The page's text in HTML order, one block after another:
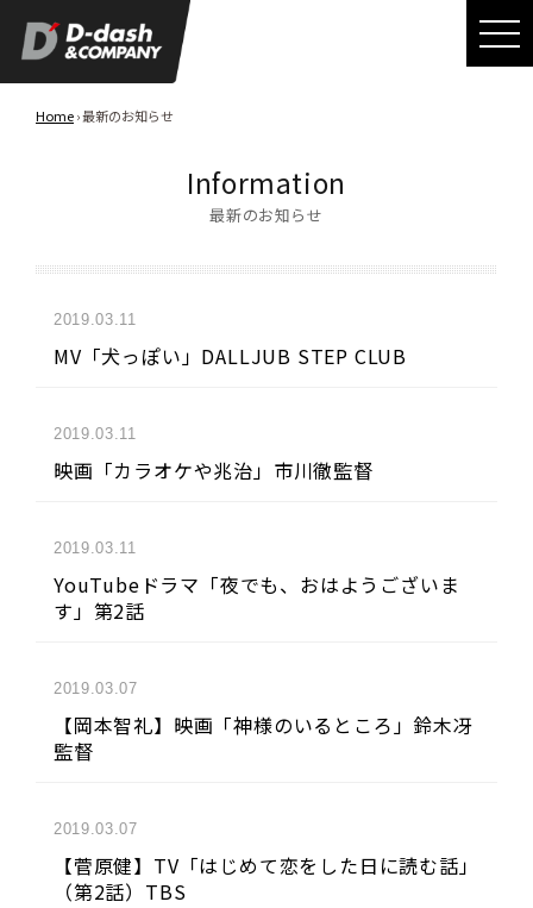
Home› 最新のお知らせ
Information
最新のお知らせ
2019.03.11
MV「犬っぽい」DALLJUB STEP CLUB
2019.03.11
映画「カラオケや兆治」市川徹監督
2019.03.11
YouTubeドラマ「夜でも、おはようございま
す」第2話
2019.03.07
【岡本智礼】映画「神様のいるところ」鈴木冴
監督
2019.03.07
【菅原健】TV「はじめて恋をした日に読む話」
（第2話）TBS